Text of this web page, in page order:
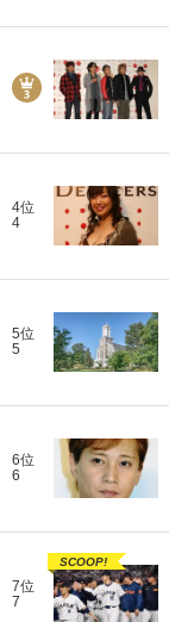
4位
4
5位
5
6位
6
7位
7
SCOOP!